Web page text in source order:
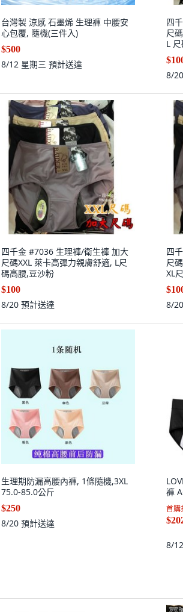
台灣製 涼感 石墨烯 生理褲 中腰安
心包覆, 隨機(三件入)
$500
8/12 星期三 預計送達
四
尺
L
8/20
四千金 #7036 生理褲/衛生褲 加大
尺碼XXL 萊卡高彈力親膚舒適, L尺
碼高腰,豆沙粉
$100
8/20 預計送達
四
尺
XL
8/20
生理期防漏高腰內褲, 1條隨機,3XL
75.0-85.0公斤
$250
8/20 預計送達
褲
首購
8/